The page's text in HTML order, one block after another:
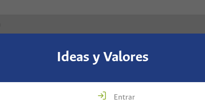
Ideas y Valores
Entrar